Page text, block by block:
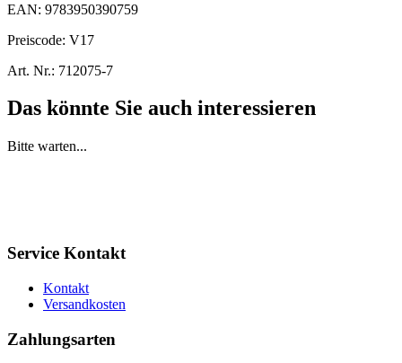
EAN: 9783950390759
Preiscode: V17
Art. Nr.: 712075-7
Das könnte Sie auch interessieren
Bitte warten...
Service Kontakt
Kontakt
Versandkosten
Zahlungsarten